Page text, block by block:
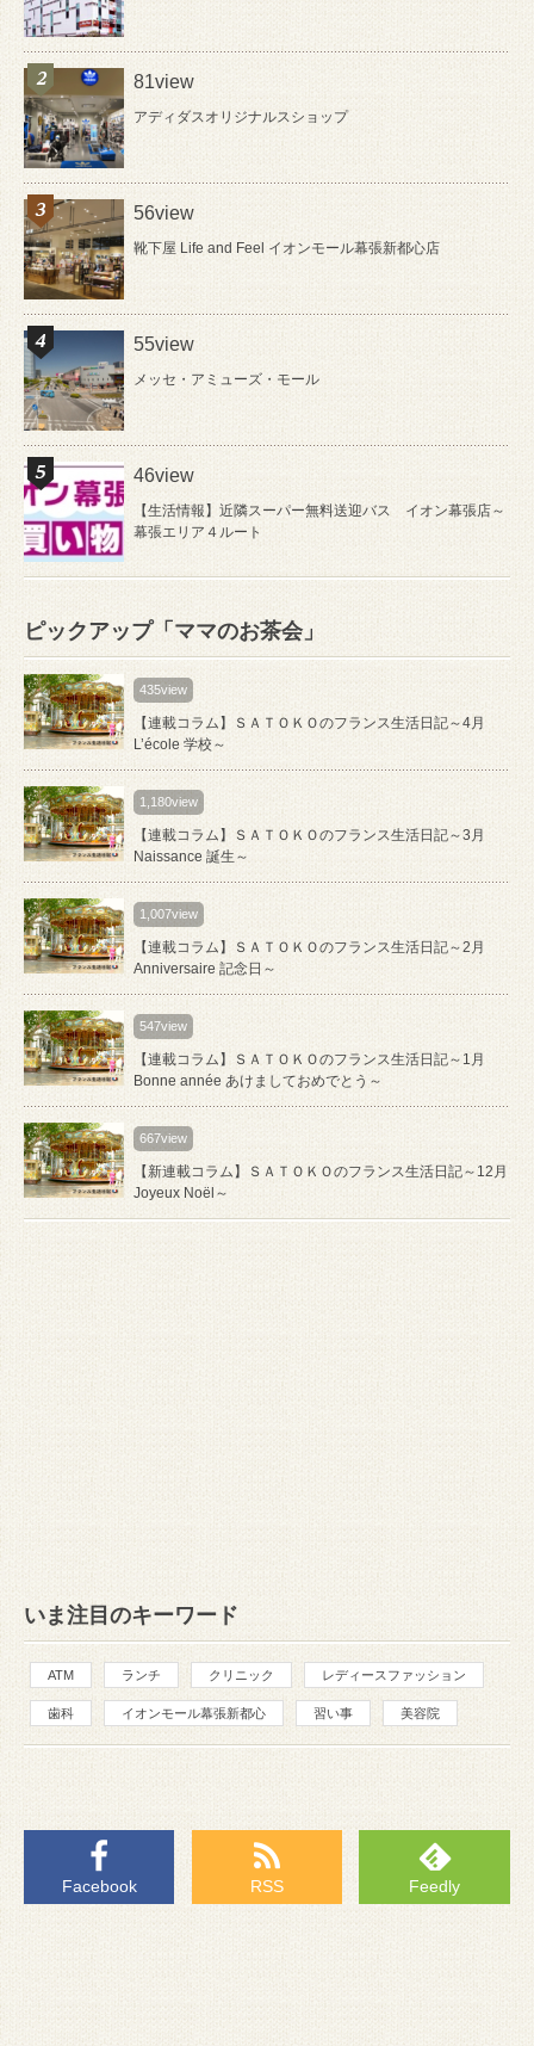
81view
アディダスオリジナルスショップ
56view
靴下屋 Life and Feel イオンモール幕張新都心店
55view
メッセ・アミューズ・モール
46view
【生活情報】近隣スーパー無料送迎バス イオン幕張店～
幕張エリア４ルート
ピックアップ「ママのお茶会」
435view
【連載コラム】ＳＡＴＯＫＯのフランス生活日記～4月
L’école 学校～
1,180view
【連載コラム】ＳＡＴＯＫＯのフランス生活日記～3月
Naissance 誕生～
1,007view
【連載コラム】ＳＡＴＯＫＯのフランス生活日記～2月
Anniversaire 記念日～
547view
【連載コラム】ＳＡＴＯＫＯのフランス生活日記～1月
Bonne année あけましておめでとう～
667view
【新連載コラム】ＳＡＴＯＫＯのフランス生活日記～12月
Joyeux Noël～
いま注目のキーワード
ATM ランチ クリニック レディースファッション
歯科 イオンモール幕張新都心 習い事 美容院
Facebook RSS Feedly